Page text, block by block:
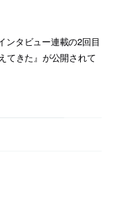
ンタビュー連載の2回目
てきた』が公開されて